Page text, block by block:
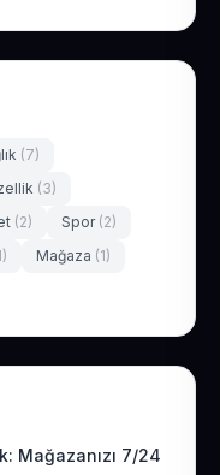
(7)
(3)
(2) Spor (2)
Mağaza (1)
Mağazanızı 7/24